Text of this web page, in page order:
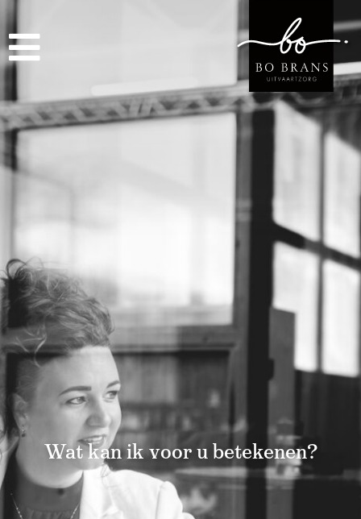
Wat kan ik voor u betekenen?